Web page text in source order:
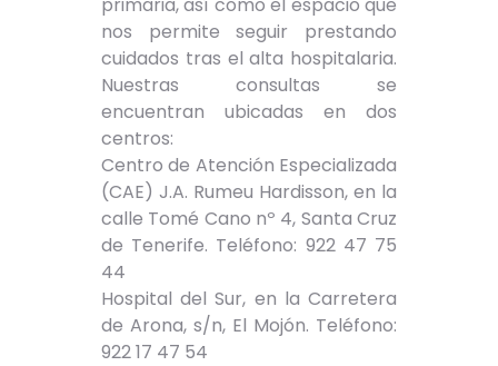
nos permite seguir prestando
cuidados tras el alta hospitalaria.
Nuestras consultas se
encuentran ubicadas en dos
centros:
Centro de Atención Especializada
(CAE) J.A. Rumeu Hardisson, en la
calle Tomé Cano nº 4, Santa Cruz
de Tenerife. Teléfono: 922 47 75
44
Hospital del Sur, en la Carretera
de Arona, s/n, El Mojón. Teléfono:
922 17 47 54